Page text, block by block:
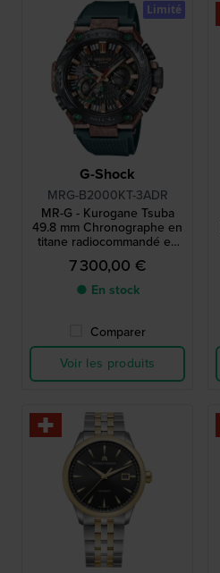
G-Shock
MRG-B2000KT-3ADR
MR-G - Kurogane Tsuba
49.8 mm Chronographe en
titane radiocommandé en
édition limitée, gravé à la
main
7 300,00 €
● En stock
Comparer
Voir les produits
Limité